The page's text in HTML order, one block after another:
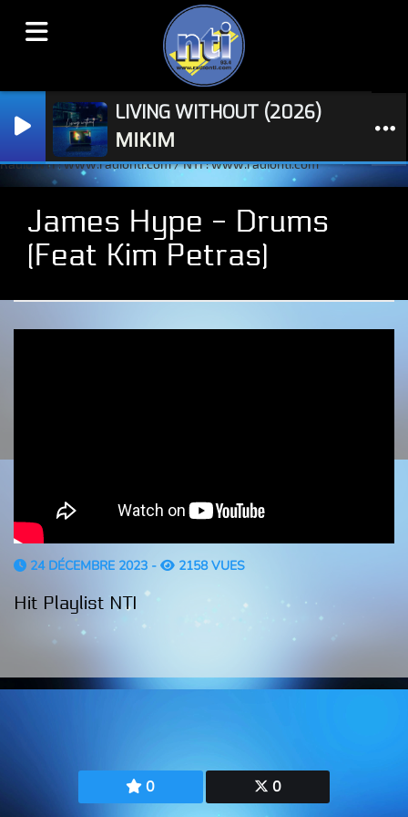
Radio NTI : www.radionti.com / NTI : www.radionti.com
LIVING WITHOUT (2026)
MIKIM
James Hype - Drums
(Feat Kim Petras)
0 0
24 DÉCEMBRE 2023 - 2158 VUES
Hit Playlist NTI